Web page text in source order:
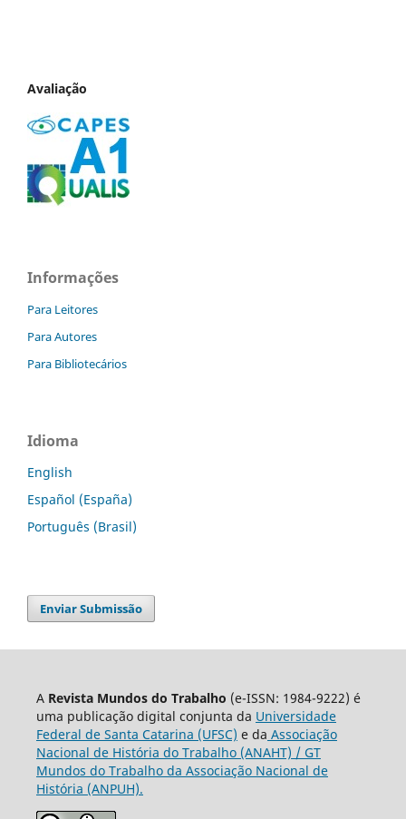
Avaliação
Informações
Para Leitores
Para Autores
Para Bibliotecários
Idioma
English
Español (España)
Português (Brasil)
Enviar Submissão
A Revista Mundos do Trabalho (e-ISSN: 1984-9222) é
uma publicação digital conjunta da Universidade
Federal de Santa Catarina (UFSC) e da Associação
Nacional de História do Trabalho (ANAHT) / GT
Mundos do Trabalho da Associação Nacional de
História (ANPUH).